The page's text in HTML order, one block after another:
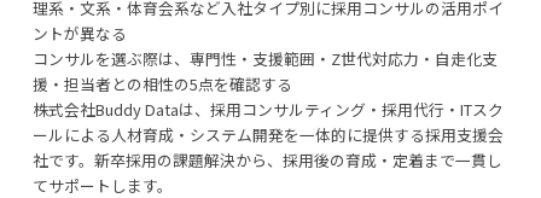
理系・文系・体育会系など入社タイプ別に採用コンサルの活用ポイ
ントが異なる
コンサルを選ぶ際は、専門性・支援範囲・Z世代対応力・自走化支
援・担当者との相性の5点を確認する
株式会社Buddy Dataは、採用コンサルティング・採用代行・ITスク
ールによる人材育成・システム開発を一体的に提供する採用支援会
社です。新卒採用の課題解決から、採用後の育成・定着まで一貫し
てサポートします。